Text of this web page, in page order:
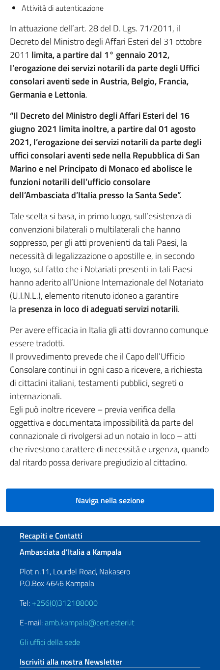
Attività di autenticazione
In attuazione dell’art. 28 del D. Lgs. 71/2011, il
Decreto del Ministro degli Affari Esteri del 31 ottobre
2011 limita, a partire dal 1° gennaio 2012,
l’erogazione dei servizi notarili da parte degli Uffici
consolari aventi sede in Austria, Belgio, Francia,
Germania e Lettonia.
“Il Decreto del Ministro degli Affari Esteri del 16
giugno 2021 limita inoltre, a partire dal 01 agosto
2021, l’erogazione dei servizi notarili da parte degli
uffici consolari aventi sede nella Repubblica di San
Marino e nel Principato di Monaco ed abolisce le
funzioni notarilidell’ufficio consolare
dell’Ambasciata d’Italia presso la Santa Sede”.
Tale scelta si basa, in primo luogo, sull’esistenza di
convenzioni bilaterali o multilaterali che hanno
soppresso, per gli atti provenienti da tali Paesi, la
necessità di legalizzazione o apostille e, in secondo
luogo, sul fatto che i Notariati presenti in tali Paesi
hanno aderito all’Unione Internazionale del Notariato
(U.I.N.L.), elemento ritenuto idoneo a garantire
lapresenza in loco di adeguati servizi notarili.
Per avere efficacia in Italia gli atti dovranno comunque
essere tradotti.
Il provvedimento prevede che il Capo dell’Ufficio
Consolare continui in ogni caso a ricevere, a richiesta
di cittadini italiani, testamenti pubblici, segreti o
internazionali.
Egli può inoltre ricevere – previa verifica della
oggettiva e documentata impossibilità da parte del
connazionale di rivolgersi ad un notaio in loco – atti
che rivestono carattere di necessità e urgenza, quando
dal ritardo possa derivare pregiudizio al cittadino.
Naviga nella sezione
Sezione footer
Recapiti e Contatti
Ambasciata d’Italia a Kampala
Plot n.11, Lourdel Road, Nakasero
P.O.Box 4646 Kampala
Tel: +256(0)312188000
E-mail:amb.kampala@cert.esteri.it
Gli uffici della sede
Iscriviti alla nostra Newsletter